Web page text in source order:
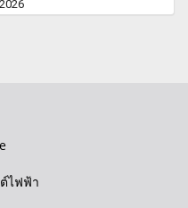
ไฟฟ้า